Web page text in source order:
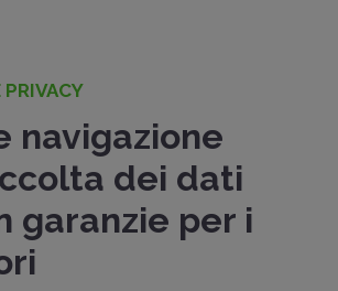
navigazione
dei dati
garanzie per i